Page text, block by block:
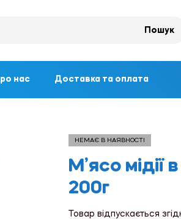
Пошук
нас Доставка та оплата
НЕМАЄ В НАЯВНОСТІ
М’ясо мідії
200г
Товар відпускається